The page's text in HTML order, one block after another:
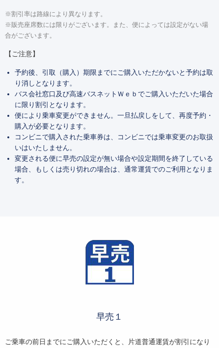
※割引率は路線により異なります。
※販売座席数には限りがございます。また、便によっては設定がない場
合がございます。
【ご注意】
予約後、引取（購入）期限までにご購入いただかないと予約は取
り消しとなります。
バス会社窓口及び高速バスネットＷｅｂでご購入いただいた場合
に限り割引となります。
便により乗車変更ができません。一旦払戻しをして、再度予約・
購入が必要となります。
コンビニで購入された乗車券は、コンビニでは乗車変更のお取扱
いはいたしません。
変更される便に早売の設定が無い場合や設定期間を終了している
場合、もしくは売り切れの場合は、通常運賃でのご利用となりま
す。
早売１
ご乗車の前日までにご購入いただくと、片道普通運賃が割引になり